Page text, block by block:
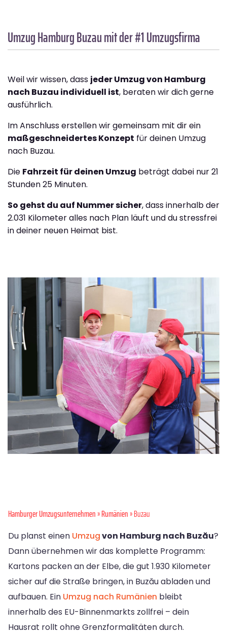
Umzug HamburgBuzaumit der #1 Umzugsfirma
Weil wir wissen, dass jeder Umzug von Hamburg
nach Buzau individuell ist, beraten wir dich gerne
ausführlich.
Im Anschluss erstellen wir gemeinsam mit dir ein
maßgeschneidertes Konzept für deinen Umzug
nach Buzau.
Die Fahrzeit für deinen Umzug beträgt dabei nur 21
Stunden 25 Minuten.
So gehst du auf Nummer sicher, dass innerhalb der
2.031 Kilometer alles nach Plan läuft und du stressfrei
in deiner neuen Heimat bist.
Hamburger Umzugsunternehmen»Rumänien» Buzau
Du planst einen Umzugvon Hamburg nach Buzău?
Dann übernehmen wir das komplette Programm:
Kartons packen an der Elbe, die gut 1.930 Kilometer
sicher auf die Straße bringen, in Buzău abladen und
aufbauen. Ein Umzug nach Rumänien bleibt
innerhalb des EU-Binnenmarkts zollfrei – dein
Hausrat rollt ohne Grenzformalitäten durch.